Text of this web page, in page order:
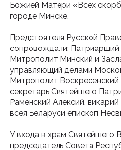
Божией Матери «Всех
городе Минске.
Предстоятеля Русской
сопровождали: Патриарший
Митрополит Минский и
управляющий делами
Митрополит Воскресенский
секретарь Святейшего
Раменский Алексий,
всея Беларуси епископ
У входа в храм Святейшего
председатель Совета